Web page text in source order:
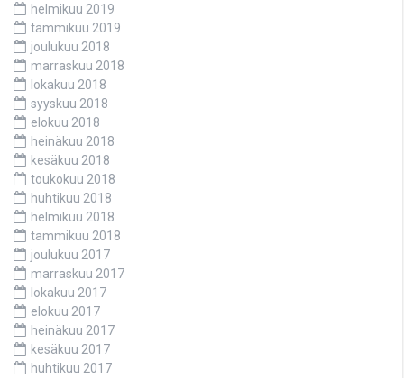
helmikuu 2019
tammikuu 2019
joulukuu 2018
marraskuu 2018
lokakuu 2018
syyskuu 2018
elokuu 2018
heinäkuu 2018
kesäkuu 2018
toukokuu 2018
huhtikuu 2018
helmikuu 2018
tammikuu 2018
joulukuu 2017
marraskuu 2017
lokakuu 2017
elokuu 2017
heinäkuu 2017
kesäkuu 2017
huhtikuu 2017